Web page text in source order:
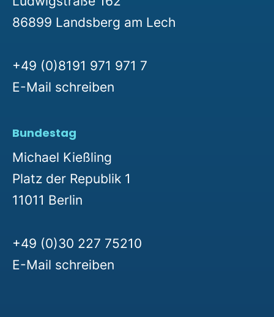
86899 Landsberg am Lech
+49 (0)8191 971 971 7
E-Mail schreiben
Bundestag
Michael Kießling
Platz der Republik 1
11011 Berlin
+49 (0)30 227 75210
E-Mail schreiben